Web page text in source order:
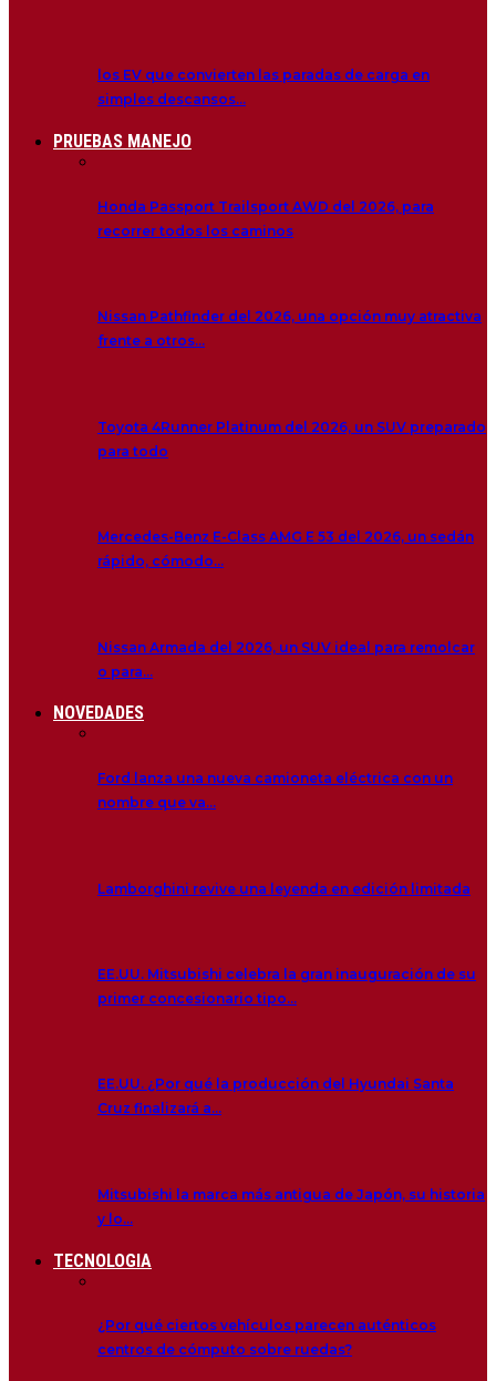
los EV que convierten las paradas de carga en
simples descansos…
PRUEBAS MANEJO
Honda Passport Trailsport AWD del 2026, para
recorrer todos los caminos
Nissan Pathfinder del 2026, una opción muy atractiva
frente a otros…
Toyota 4Runner Platinum del 2026, un SUV preparado
para todo
Mercedes-Benz E-Class AMG E 53 del 2026, un sedán
rápido, cómodo…
Nissan Armada del 2026, un SUV ideal para remolcar
o para…
NOVEDADES
Ford lanza una nueva camioneta eléctrica con un
nombre que va…
Lamborghini revive una leyenda en edición limitada
EE.UU. Mitsubishi celebra la gran inauguración de su
primer concesionario tipo…
EE.UU. ¿Por qué la producción del Hyundai Santa
Cruz finalizará a…
Mitsubishi la marca más antigua de Japón, su historia
y lo…
TECNOLOGIA
¿Por qué ciertos vehículos parecen auténticos
centros de cómputo sobre ruedas?